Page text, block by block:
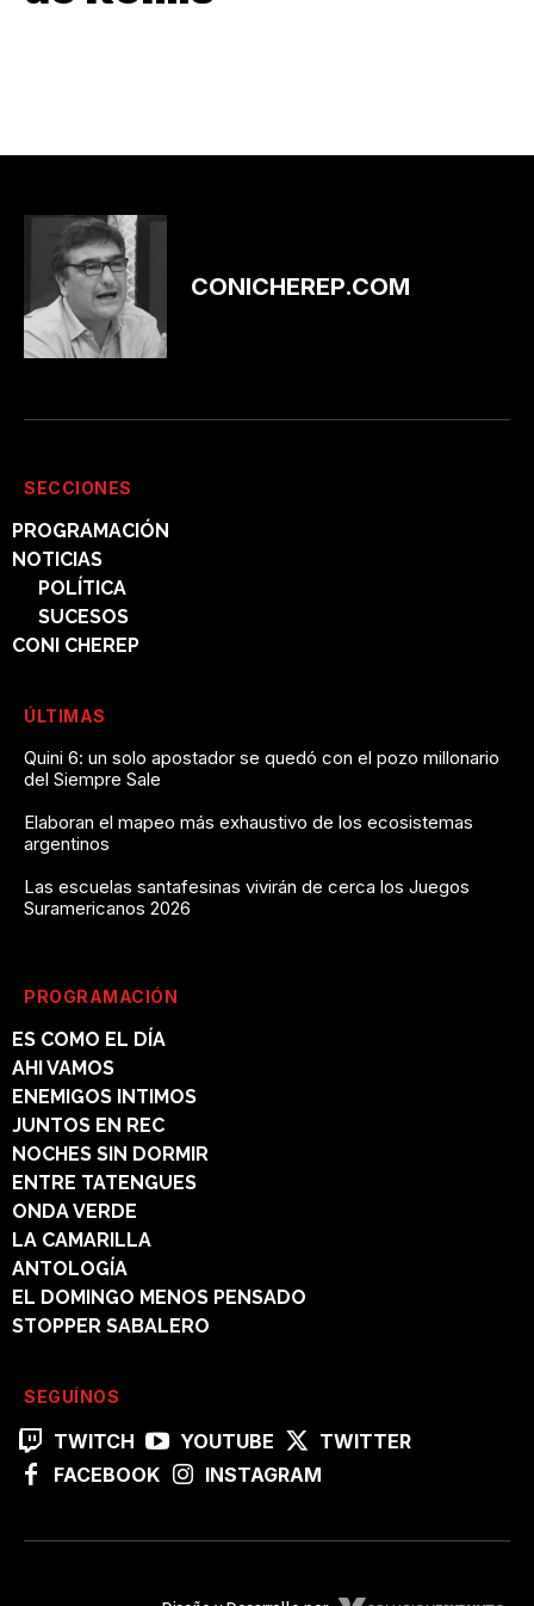
CONICHEREP.COM
SECCIONES
PROGRAMACIÓN
NOTICIAS
POLÍTICA
SUCESOS
CONI CHEREP
ÚLTIMAS
Quini 6: un solo apostador se quedó con el pozo millonario
del Siempre Sale
Elaboran el mapeo más exhaustivo de los ecosistemas
argentinos
Las escuelas santafesinas vivirán de cerca los Juegos
Suramericanos 2026
PROGRAMACIÓN
ES COMO EL DÍA
AHI VAMOS
ENEMIGOS INTIMOS
JUNTOS EN REC
NOCHES SIN DORMIR
ENTRE TATENGUES
ONDA VERDE
LA CAMARILLA
ANTOLOGÍA
EL DOMINGO MENOS PENSADO
STOPPER SABALERO
SEGUÍNOS
TWITCH YOUTUBE
TWITTER
FACEBOOK
INSTAGRAM